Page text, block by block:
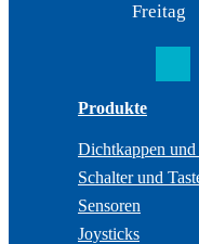
Freitag
Produkte
Dichtkappen
Schalter und
Sensoren
Joysticks